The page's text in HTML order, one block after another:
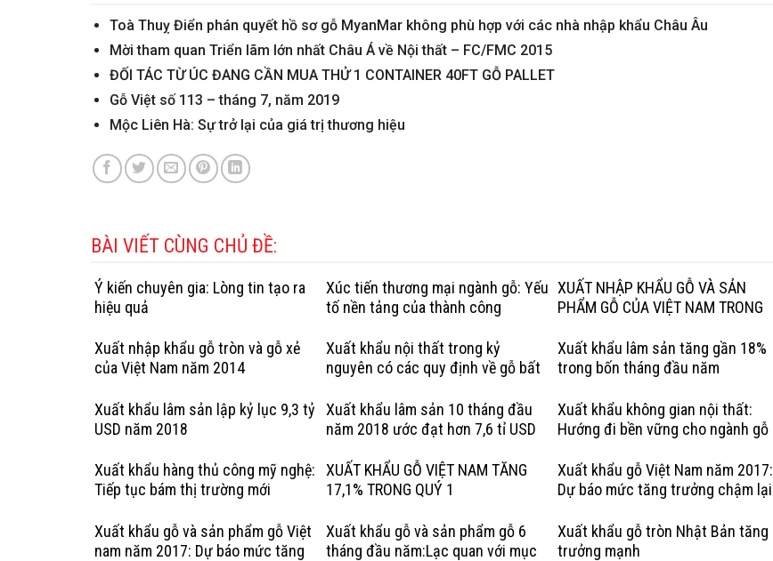
Toà Thuỵ Điển phán quyết hồ sơ gỗ MyanMar không phù hợp với các nhà nhập khẩu Châu Âu
Mời tham quan Triển lãm lớn nhất Châu Á về Nội thất – FC/FMC 2015
ĐỐI TÁC TỪ ÚC ĐANG CẦN MUA THỬ 1 CONTAINER 40FT GỖ PALLET
Gỗ Việt số 113 – tháng 7, năm 2019
Mộc Liên Hà: Sự trở lại của giá trị thương hiệu
BÀI VIẾT CÙNG CHỦ ĐỀ:
Ý kiến chuyên gia: Lòng tin tạo ra
hiệu quả
Xúc tiến thương mại ngành gỗ: Yếu
tố nền tảng của thành công
XUẤT NHẬP KHẨU GỖ VÀ SẢN
PHẨM GỖ CỦA VIỆT NAM TRONG
Xuất nhập khẩu gỗ tròn và gỗ xẻ
của Việt Nam năm 2014
Xuất khẩu nội thất trong kỷ
nguyên có các quy định về gỗ bất
Kỳ
Xuất khẩu lâm sản tăng gần 18%
trong bốn tháng đầu năm
Xuất khẩu lâm sản lập kỷ lục 9,3 tỷ
USD năm 2018
Xuất khẩu lâm sản 10 tháng đầu
năm 2018 ước đạt hơn 7,6 tỉ USD
Xuất khẩu không gian nội thất:
Hướng đi bền vững cho ngành gỗ
Xuất khẩu hàng thủ công mỹ nghệ:
Tiếp tục bám thị trường mới
XUẤT KHẨU GỖ VIỆT NAM TĂNG
17,1% TRONG QUÝ 1
Xuất khẩu gỗ Việt Nam năm 2017:
Dự báo mức tăng trưởng chậm lại
Xuất khẩu gỗ và sản phẩm gỗ Việt
nam năm 2017: Dự báo mức tăng
Xuất khẩu gỗ và sản phẩm gỗ 6
tháng đầu năm:Lạc quan với mục
Xuất khẩu gỗ tròn Nhật Bản tăng
trưởng mạnh